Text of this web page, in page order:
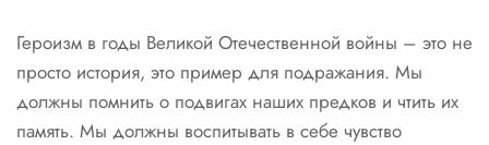
Героизм в годы Великой Отечественной войны – это не
просто история, это пример для подражания. Мы
должны помнить о подвигах наших предков и чтить их
память. Мы должны воспитывать в себе чувство